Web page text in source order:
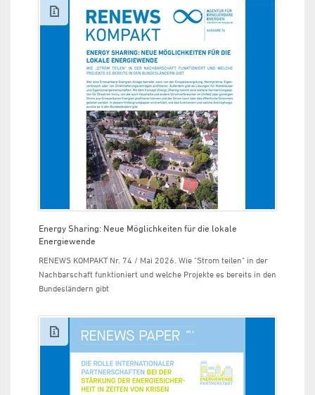
Energy Sharing: Neue Möglichkeiten für die lokale
Energiewende
RENEWS KOMPAKT Nr. 74 / Mai 2026. Wie "Strom teilen" in der
Nachbarschaft funktioniert und welche Projekte es bereits in den
Bundesländern gibt